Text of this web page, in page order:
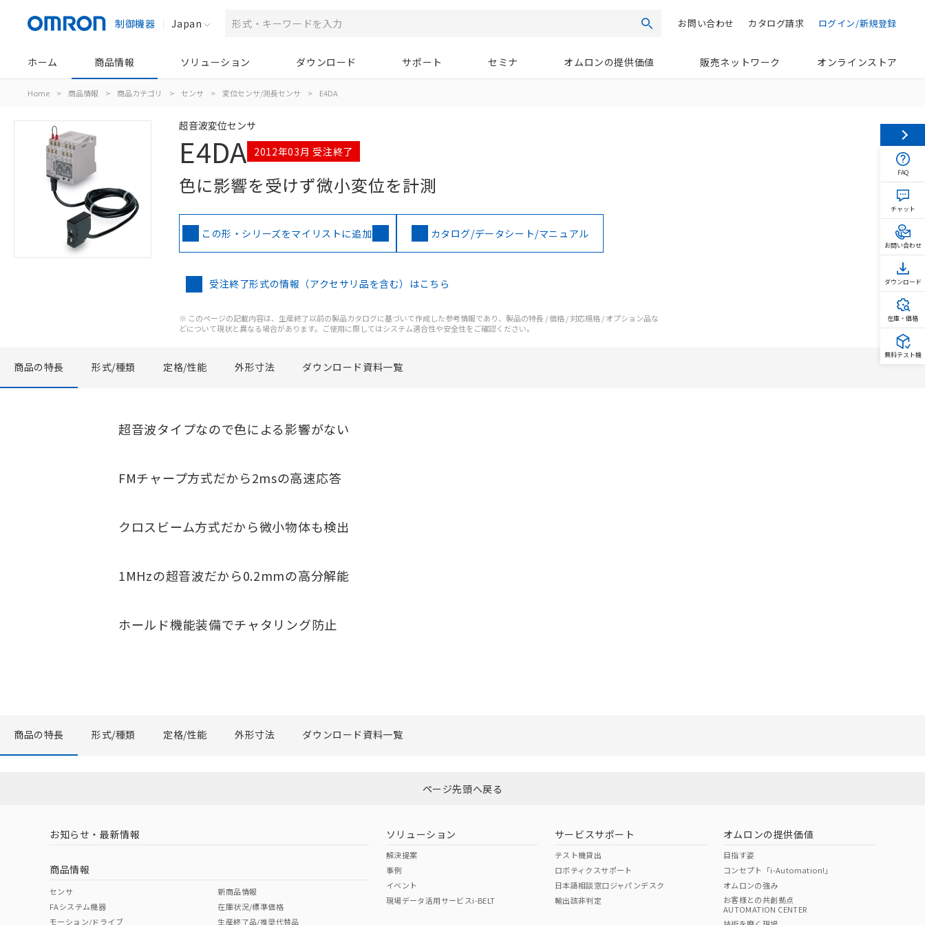
制御機器 Japan 検索 ログイン/新規登録
カタログ請求
お問い合わせ
ホーム 商品情報 ソリューション ダウンロード サポート セミナ オムロンの提供価値 販売ネットワーク オンラインストア
Home > 商品情報 > 商品カテゴリ > センサ > 変位センサ/測長センサ > E4DA
超音波変位センサ
E4DA 2012年03月 受注終了
色に影響を受けず微小変位を計測
この形・シリーズをマイリストに追加 カタログ/データシート/マニュアル
受注終了形式の情報（アクセサリ品を含む）はこちら
※ このページの記載内容は、生産終了以前の製品カタログに基づいて作成した参考情報であり、製品の特長 / 価格 / 対応規格 / オプション品な
どについて現状と異なる場合があります。ご使用に際してはシステム適合性や安全性をご確認ください。
商品の特長 形式/種類 定格/性能 外形寸法 ダウンロード資料一覧
超音波タイプなので色による影響がない
FMチャープ方式だから2msの高速応答
クロスビーム方式だから微小物体も検出
1MHzの超音波だから0.2mmの高分解能
ホールド機能装備でチャタリング防止
商品の特長 形式/種類 定格/性能 外形寸法 ダウンロード資料一覧
ページ先頭へ戻る
お知らせ・最新情報
商品情報
センサ
FAシステム機器
モーション/ドライブ
新商品情報
在庫状況/標準価格
生産終了品/推奨代替品
ソリューション
解決提案
事例
イベント
現場データ活用サービスi-BELT
サービスサポート
テスト機貸出
ロボティクスサポート
日本語相談窓口ジャパンデスク
輸出該非判定
オムロンの提供価値
目指す姿
コンセプト「i-Automation!」
オムロンの強み
お客様との共創拠点
AUTOMATION CENTER
FAQ
チャット
お問い合わせ
ダウンロード
在庫・価格
無料テスト機